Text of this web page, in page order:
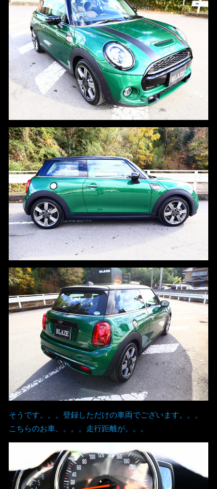
そうです。。。登録しただけの車両でございます。。。
こちらのお車、。。。走行距離が。。。